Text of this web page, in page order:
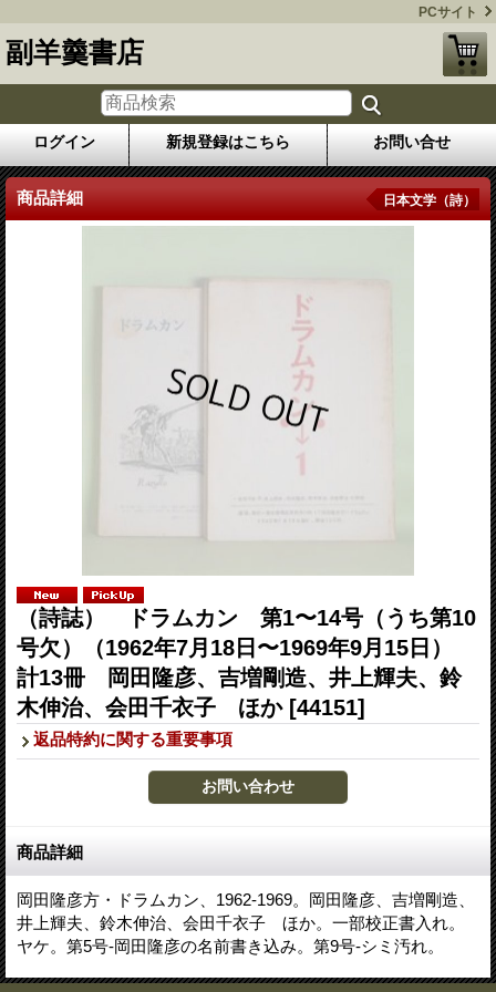
PCサイト
副羊羹書店
ログイン 新規登録はこちら お問い合せ
商品詳細 日本文学（詩）
（詩誌） ドラムカン 第1〜14号（うち第10
号欠）（1962年7月18日〜1969年9月15日）
計13冊 岡田隆彦、吉増剛造、井上輝夫、鈴
木伸治、会田千衣子 ほか [44151]
返品特約に関する重要事項
商品詳細
岡田隆彦方・ドラムカン、1962-1969。岡田隆彦、吉増剛造、
井上輝夫、鈴木伸治、会田千衣子 ほか。一部校正書入れ。
ヤケ。第5号-岡田隆彦の名前書き込み。第9号-シミ汚れ。